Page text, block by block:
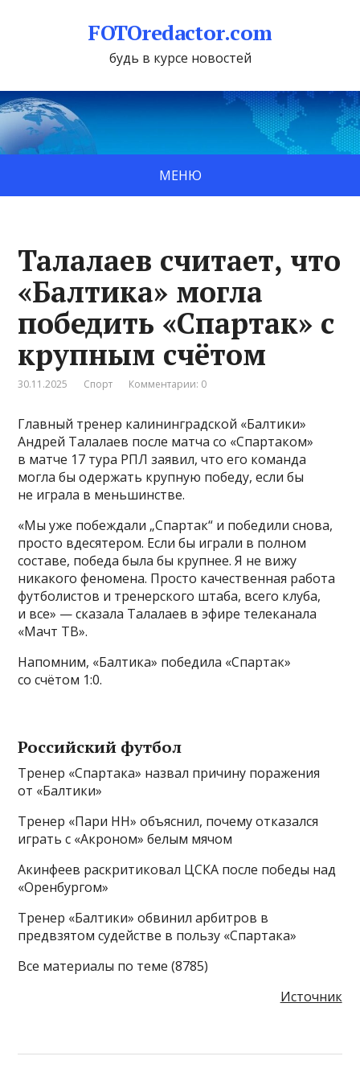
FOTOredactor.com
будь в курсе новостей
МЕНЮ
Талалаев считает, что
«Балтика» могла
победить «Спартак» с
крупным счётом
30.11.2025 Спорт Комментарии: 0
Главный тренер калининградской «Балтики»
Андрей Талалаев после матча со «Спартаком»
в матче 17 тура РПЛ заявил, что его команда
могла бы одержать крупную победу, если бы
не играла в меньшинстве.
«Мы уже побеждали „Спартак“ и победили снова,
просто вдесятером. Если бы играли в полном
составе, победа была бы крупнее. Я не вижу
никакого феномена. Просто качественная работа
футболистов и тренерского штаба, всего клуба,
и все» — сказала Талалаев в эфире телеканала
«Мачт ТВ».
Напомним, «Балтика» победила «Спартак»
со счётом 1:0.
Российский футбол
Тренер «Спартака» назвал причину поражения
от «Балтики»
Тренер «Пари НН» объяснил, почему отказался
играть с «Акроном» белым мячом
Акинфеев раскритиковал ЦСКА после победы над
«Оренбургом»
Тренер «Балтики» обвинил арбитров в
предвзятом судействе в пользу «Спартака»
Все материалы по теме (8785)
Источник